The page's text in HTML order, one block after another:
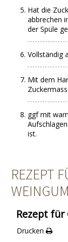
Hat die
abbrechen
der Spüle
Vollständig
Mit dem
ggf mit
ist.
REZEPT
Rezept
Drucken